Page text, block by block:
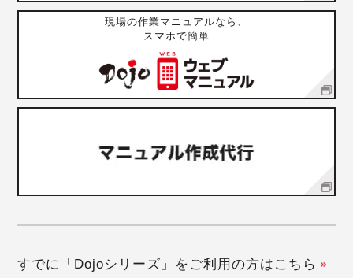
現場の作業マニュアルなら、
スマホで簡単
すでに「Dojoシリーズ」をご利用の方はこちら